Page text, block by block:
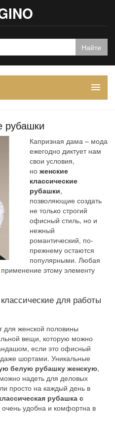
рубашки
Капризная дама – мода
ежегодно диктует нам
свои условия,
но женские
классические
рубашки,
позволяющие создать
не только строгий
офисный стиль, но и
нежный
романтический, по-
прежнему остаются
популярными. Любая
этому элементу
для работы
для женской половины
вещи, которую можно
если это офисный
шортами. Уникальные
белую рубашку женскую,
надеть для деловых
просто на каждый день в
рубашка с
очень удобна и комфортна в